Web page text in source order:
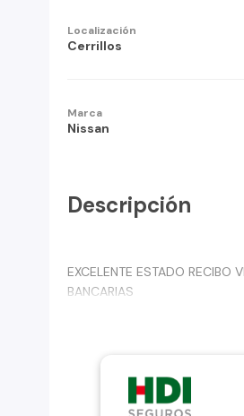
Localización
Cerrillos
Marca
Nissan
Descripción
EXCELENTE ESTADO RECIBO
BANCARIAS